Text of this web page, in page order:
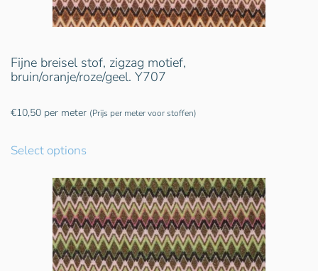
Fijne breisel stof, zigzag motief,
bruin/oranje/roze/geel. Y707
€10,50 per meter (Prijs per meter voor stoffen)
Select options